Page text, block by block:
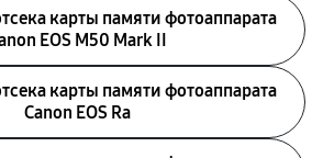
карты памяти фотоаппарата
EOS M50 Mark II
карты памяти фотоаппарата
Canon EOS Ra